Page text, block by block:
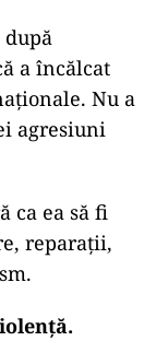
după
a încălcat
Nu a
agresiuni
ca ea să fi
reparații,
.